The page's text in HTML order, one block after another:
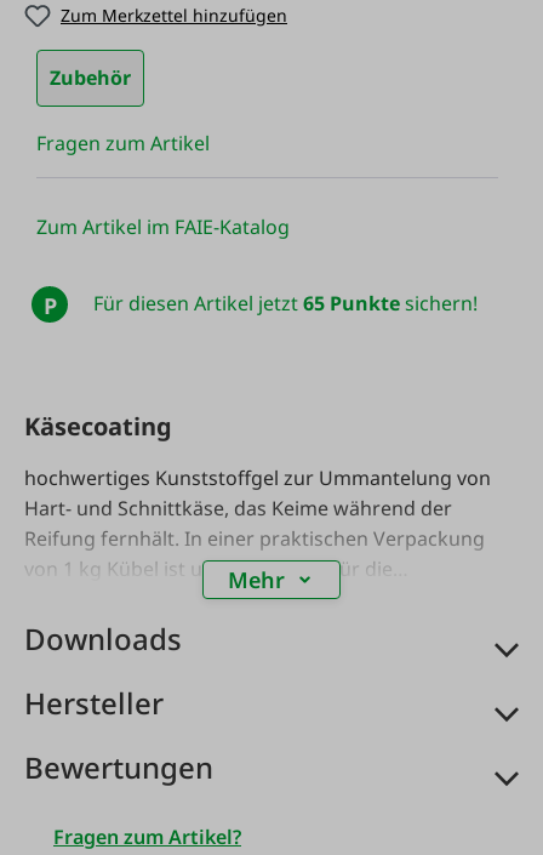
Zum Merkzettel hinzufügen
Zubehör
Fragen zum Artikel
Zum Artikel im FAIE-Katalog
P Für diesen Artikel jetzt65 Punktesichern!
Käsecoating
hochwertiges Kunststoffgel zur Ummantelung von
Hart- und Schnittkäse, das Keime während der
Reifung fernhält. In einer praktischen Verpackung
von 1 kg Kübel ist unser Gel ideal für die
Käseherstellung geeignet.
Mehr
Downloads
Hersteller
Bewertungen
Fragen zum Artikel?